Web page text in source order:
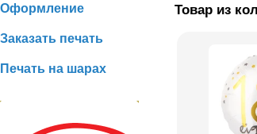
Оформление
Заказать печать
Печать на шарах
Товар из